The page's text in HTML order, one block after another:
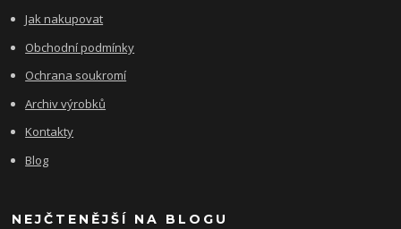
Jak nakupovat
Obchodní podmínky
Ochrana soukromí
Archiv výrobků
Kontakty
Blog
NEJČTENĚJŠÍ NA BLOGU